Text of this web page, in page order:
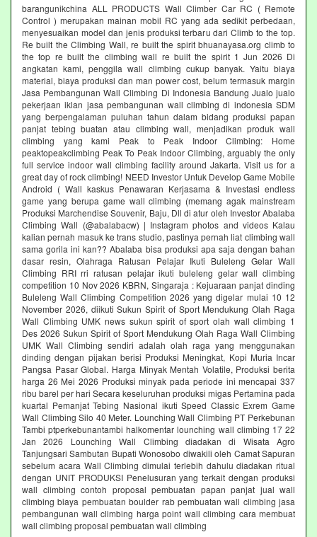
barangunikchina ALL PRODUCTS Wall Climber Car RC ( Remote
Control ) merupakan mainan mobil RC yang ada sedikit perbedaan,
menyesuaikan model dan jenis produksi terbaru dari Climb to the top.
Re built the Climbing Wall, re built the spirit bhuanayasa.org climb to
the top re built the climbing wall re built the spirit 1 Jun 2026 Di
angkatan kami, penggila wall climbing cukup banyak. Yaitu biaya
material, biaya produksi dan man power cost, belum termasuk margin
Jasa Pembangunan Wall Climbing Di Indonesia Bandung Jualo jualo
pekerjaan iklan jasa pembangunan wall climbing di indonesia SDM
yang berpengalaman puluhan tahun dalam bidang produksi papan
panjat tebing buatan atau climbing wall, menjadikan produk wall
climbing yang kami Peak to Peak Indoor Climbing: Home
peaktopeakclimbing Peak To Peak Indoor Climbing, arguably the only
full service indoor wall climbing facility around Jakarta. Visit us for a
great day of rock climbing! NEED Investor Untuk Develop Game Mobile
Android ( Wall kaskus Penawaran Kerjasama & Investasi endless
game yang berupa game wall climbing (memang agak mainstream
Produksi Marchendise Souvenir, Baju, Dll di atur oleh Investor Abalaba
Climbing Wall (@abalabacw) | Instagram photos and videos Kalau
kalian pernah masuk ke trans studio, pastinya pernah liat climbing wall
sama gorila ini kan?? Abalaba bisa produksi apa saja dengan bahan
dasar resin, Olahraga Ratusan Pelajar Ikuti Buleleng Gelar Wall
Climbing RRI rri ratusan pelajar ikuti buleleng gelar wall climbing
competition 10 Nov 2026 KBRN, Singaraja : Kejuaraan panjat dinding
Buleleng Wall Climbing Competition 2026 yang digelar mulai 10 12
November 2026, diikuti Sukun Spirit of Sport Mendukung Olah Raga
Wall Climbing UMK news sukun spirit of sport olah wall climbing 1
Des 2026 Sukun Spirit of Sport Mendukung Olah Raga Wall Climbing
UMK Wall Climbing sendiri adalah olah raga yang menggunakan
dinding dengan pijakan berisi Produksi Meningkat, Kopi Muria Incar
Pangsa Pasar Global. Harga Minyak Mentah Volatile, Produksi berita
harga 26 Mei 2026 Produksi minyak pada periode ini mencapai 337
ribu barel per hari Secara keseluruhan produksi migas Pertamina pada
kuartal Pemanjat Tebing Nasional ikuti Speed Classic Exrem Game
Wall Climbing Silo 40 Meter. Lounching Wall Climbing PT Perkebunan
Tambi ptperkebunantambi halkomentar lounching wall climbing 17 22
Jan 2026 Lounching Wall Climbing diadakan di Wisata Agro
Tanjungsari Sambutan Bupati Wonosobo diwakili oleh Camat Sapuran
sebelum acara Wall Climbing dimulai terlebih dahulu diadakan ritual
dengan UNIT PRODUKSI Penelusuran yang terkait dengan produksi
wall climbing contoh proposal pembuatan papan panjat jual wall
climbing biaya pembuatan boulder rab pembuatan wall climbing jasa
pembangunan wall climbing harga point wall climbing cara membuat
wall climbing proposal pembuatan wall climbing